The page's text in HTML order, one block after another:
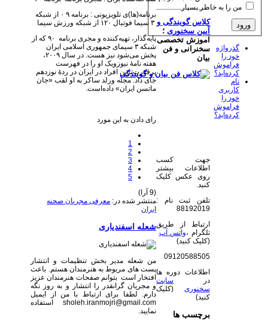
برنامه(ها)ی تلویزیونی : برنامه ۹ ۰ از شبکه
پایه‌گذار، تهیه‌کننده و مجری برنامه ۹۰ که از
شبکه ۳ سیمای جمهوری اسلامی ایران
پخش می‌شود نیز هست. در سال ۲۰۰۹،
هفته ‌نامۀ نیوزویک او را در فهرست
پرقدرت‌ترین افراد در ایران در ردۀ نوزدهم
جای داد. مجله ورلد ساکر به او لقب «جان
ماتسن ایران» داده‌است.
رای دادن به این مورد
1
2
3
4
5
(9 آرا)
منتشر شده در: معرفی مجریان صحنه
ایران
شعله اسفندیاری
من شعله مدیر بخش تنظیمات و انتشار
پست های مربوط به هنرمندان هستم. باعث
افتخار است بتوانم صفحات هنرمندان عزیز
و مجریان گرانقدر را انتشار و به روز نگه
دارم. لطفا برای ارتباط با من از ایمیل
sholeh.iranmojri@gmail.com استفاده
نمایید.
کلاس گویندگی و
آیین سخنوری ؛
آموزش تخصصی
سخنرانی و فن
بیان
جهت کسب
اطلاعات بیشتر
روی عکس کلیک
کنید.
تلفن ثبت نام :
88192019
ارتباط از طریق
تلگرام ،واتس آپ
(کلیک کنید)
09120588505
اطلاعات دوره ها
در سایت
سخنوری (کلیک
کنید)
برچسب ها
من را به خاطر بسپار
گذرواژه
خود را
فراموش
کرده‌اید؟
نام
کاربری
خود را
فراموش
کرده‌اید؟